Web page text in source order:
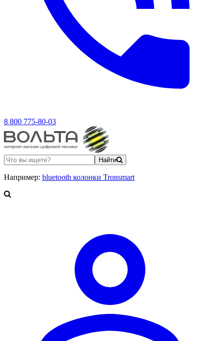
8 800 775-80-03
Найти
Например: bluetooth колонки Tronsmart